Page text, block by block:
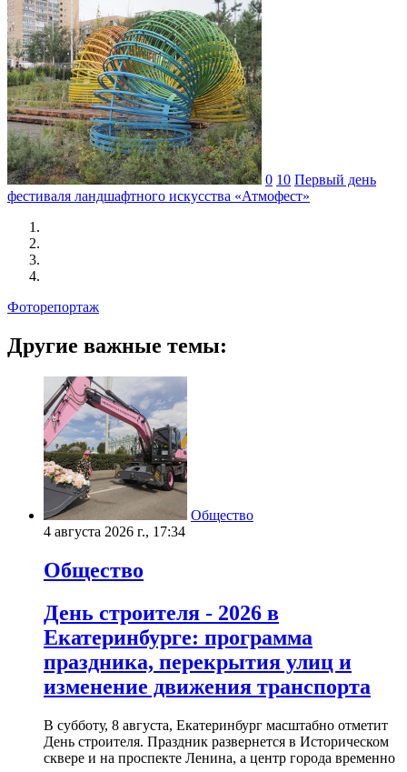
0 10 Первый день
фестиваля ландшафтного искусства «Атмофест»
Фоторепортаж
Другие важные темы:
Общество
4 августа 2026 г., 17:34
Общество
День строителя - 2026 в
Екатеринбурге: программа
праздника, перекрытия улиц и
изменение движения транспорта
В субботу, 8 августа, Екатеринбург масштабно отметит
День строителя. Праздник развернется в Историческом
сквере и на проспекте Ленина, а центр города временно